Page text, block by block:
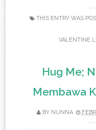
THIS ENTRY WAS
VALENTINE
Hug Me;
Membawa
BY NUNNA